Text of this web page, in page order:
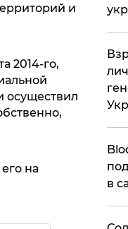
и
2014-го,
осуществил
на
в